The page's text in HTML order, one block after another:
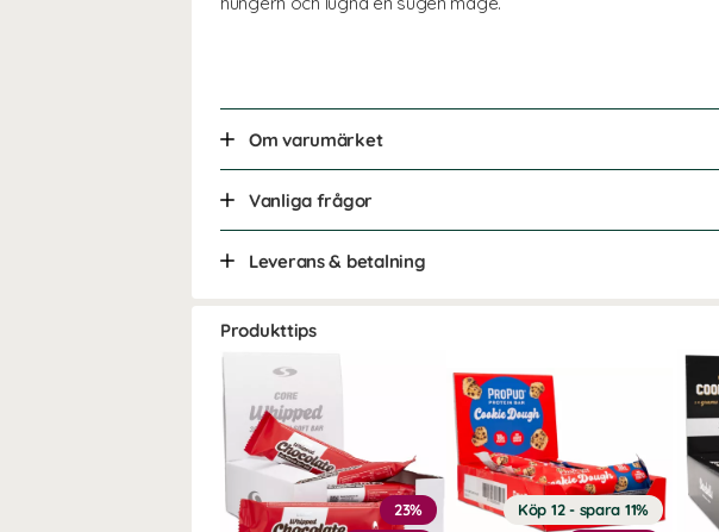
Om varumärket
Vanliga frågor
Leverans & betalning
Produkttips
23% Köp 12 - spara 11%